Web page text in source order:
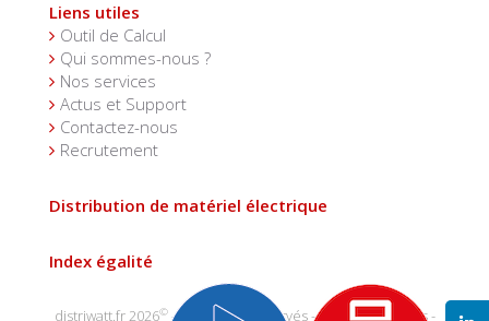
Liens utiles
Outil de Calcul
Qui sommes-nous ?
Nos services
Actus et Support
Contactez-nous
Recrutement
Distribution de matériel électrique
Index égalité
distriwatt.fr 2026©- tous droits réservés -mentions légales-